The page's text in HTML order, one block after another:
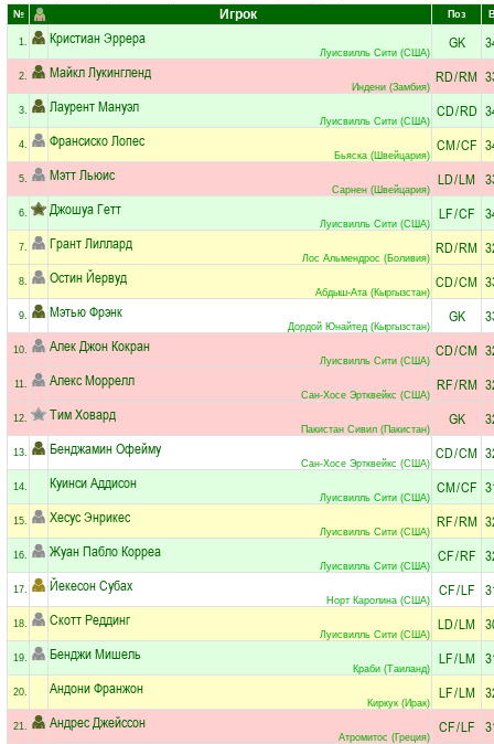
№ Игрок Поз
1. Кристиан Эррера
Луисвилль Сити (США)
GK
2. Майкл Лукингленд
Индени (Замбия)
RD/RM
3. Лаурент Мануэл
Луисвилль Сити (США)
CD/RD
4. Франсиско Лопес
Бьяска (Швейцария)
CM/CF
5. Мэтт Льюис
Сарнен (Швейцария)
LD/LM
6. Джошуа Гетт
Луисвилль Сити (США)
LF/CF
7. Грант Лиллард
Лос Альмендрос (Боливия)
RD/RM
8. Остин Йервуд
Абдыш-Ата (Кыргызстан)
CD/CM
9. Мэтью Фрэнк
Дордой Юнайтед (Кыргызстан)
GK
10. Алек Джон Кокран
Луисвилль Сити (США)
CD/CM
11. Алекс Моррелл
Сан-Хосе Эртквейкс (США)
RF/RM
12. Тим Ховард
Пакистан Сивил (Пакистан)
GK
13. Бенджамин Офейму
Сан-Хосе Эртквейкс (США)
CD/CM
14. Куинси Аддисон
Луисвилль Сити (США)
CM/CF
15. Хесус Энрикес
Луисвилль Сити (США)
RF/RM
16. Жуан Пабло Корреа
Луисвилль Сити (США)
CF/RF
17. Йекесон Субах
Норт Каролина (США)
CF/LF
18. Скотт Реддинг
Луисвилль Сити (США)
LD/LM
19. Бенджи Мишель
Краби (Таиланд)
LF/LM
20. Андони Франжон
Киркук (Ирак)
LF/LM
21. Андрес Джейссон
Атромитос (Греция)
CF/LF